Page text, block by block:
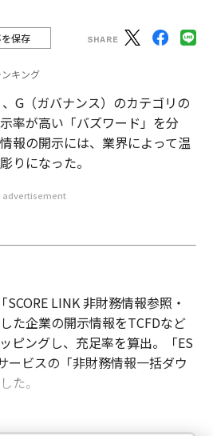
保存
キング
G（ガバナンス）のカテゴリの
率が高い「バズワード」を分
報の開示には、業界によって温
りになった。
advertisement
LINK 非財務情報参照・
た企業の開示情報をTCFDなど
ピングし、充足率を算出。「ES
ービスの「非財務情報一括ダウ
た。